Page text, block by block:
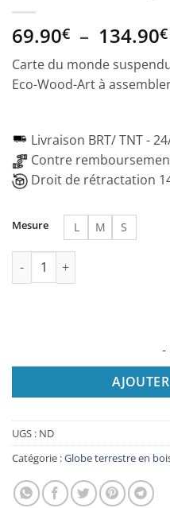
69.90€ – 134.90€
Carte du monde
Eco-Wood-Art à
Livraison BRT/ TNT -
Contre
Droit de rétractation
Mesure L M S
quantité de Planisphère
-
UGS : ND
Catégorie :Globe terrestre en